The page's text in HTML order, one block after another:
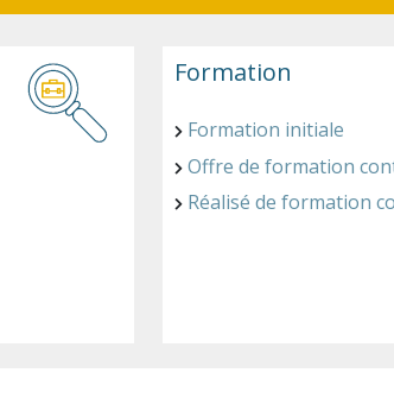
Formation
Formation initiale
Offre de formation
Réalisé de formation